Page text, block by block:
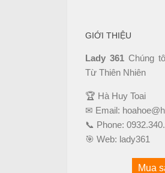
GIỚI THIỆU
Lady 361Chúng
Từ Thiên Nhiên
🏆 Hà Huy Toai
✉ Email:
📞 Phone:
🎯 Web: lady361
Mua